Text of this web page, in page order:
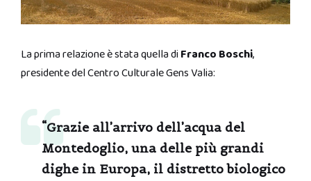
La prima relazione è stata quella diFranco Boschi,
presidente del Centro Culturale Gens Valia:
“Grazie all’arrivo dell’acqua del
Montedoglio, una delle più grandi
dighe in Europa, il distretto biologico